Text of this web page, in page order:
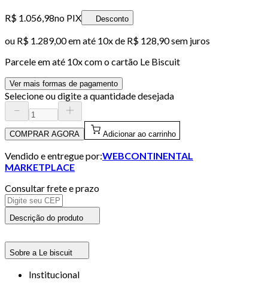
R$ 1.056,98no PIX Desconto
ou R$ 1.289,00em até 10x de R$ 128,90 sem juros
Parcele em até 10x com o cartão Le Biscuit
Ver mais formas de pagamento
Selecione ou digite a quantidade desejada
COMPRAR AGORA Adicionar ao carrinho
Vendido e entregue por:WEBCONTINENTAL
MARKETPLACE
Consultar frete e prazo
Descrição do produto
Sobre a Le biscuit
Institucional